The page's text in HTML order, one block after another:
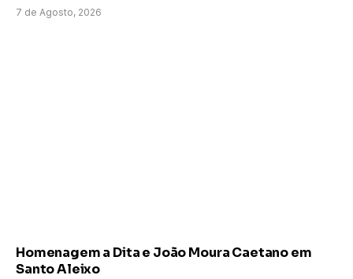
7 de Agosto, 2026
Homenagem a Dita e João Moura Caetano em
Santo Aleixo